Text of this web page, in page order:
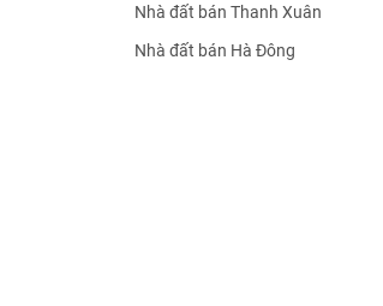
Nhà đất bán Thanh Xuân
Nhà đất bán Hà Đông